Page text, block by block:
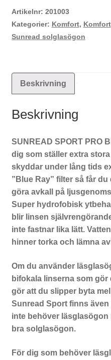
mängd
Artikelnr: 201003
Kategorier: Komfort, Komfort
Sunread solglasögon
Beskrivning
Beskrivning
SUNREAD SPORT PRO
dig som ställer extra
skyddar under lång tids
”Blue Ray” filter så får
göra avkall på
Super hydrofobisk
blir linsen
inte fastnar lika lätt.
hinner torka och lämna
Om du använder
bifokala linserna som
gör att du slipper byta
Sunread Sport finns
inte behöver
bra solglasögon.
För dig som behöver